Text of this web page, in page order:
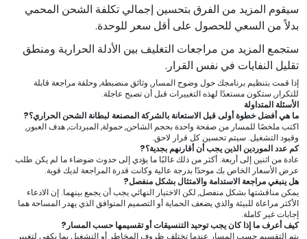
سيقوم المزيد من الفرق بتحسين إجمالي تكلفة الشحن المحمي
بدلاً من السعي للحصول على أقل سعر للوحدة.
ستجمع المزيد من مراجعات التغليف بين الأدلة الحرارية ومنطق
تقليل النفايات في نفس القرار.
إذا قمت بتنظيم برنامجك حول وضوح المسار, وثائق منضبطة, وحلقة مراجعة قابلة
للتكرار, ستكون مستعدًا لهذه التغييرات قبل أن تصبح عاجلة.
الأسئلة المتداولة
ما هي أفضل خطوة أولى قبل الاستعانة بالشركة المصنعة لبطانة الشحن الحراري؟?
اكتب ملخصًا للمسار من صفحة واحدة بحجم الشاحن, حمولة, المبردات, هدف العبور,
وقيود التشغيل. سيتم تحسين كل قرار لاحق.
كم عدد الموردين الذين يجب أن أقارنهم بجدية؟?
عادة من اثنين إلى أربعة. أكثر من ذلك غالبًا ما يؤدي إلى حدوث ضوضاء ما لم يكن طلب
عرض الأسعار الخاص بك موحدًا بدرجة عالية وكانت قدرة المراجعة لديك قوية.
هل ينبغي مراجعة الاستدامة والامتثال بشكل منفصل?
يمكن مناقشتها بشكل منفصل, لكن الاختيار النهائي يجب أن يجمع بينهما. إن الادعاء
الأكثر مراعاة للبيئة والذي يضعف الحماية أو التصميم المتوافق الذي يهدر المساحة هما
إجابات غير كاملة.
كيف أعرف ما إذا كان يجب توحيد التنسيقات أو تقسيمها حسب المسار?
يتم التقسيم حسب المسار عندما تختلف ظروف المخاطر أو التشغيل بما يكفي لتغيير